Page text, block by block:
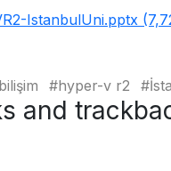
IstanbulUni.pptx
hyper-v r2
and